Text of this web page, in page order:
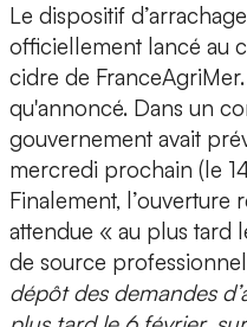
Le dispositif
officiellement lancé au
cidre de
qu'annoncé. Dans un
gouvernement avait
mercredi prochain (le
Finalement, l’ouverture
attendue « au plus tard
de source
dépôt des demandes